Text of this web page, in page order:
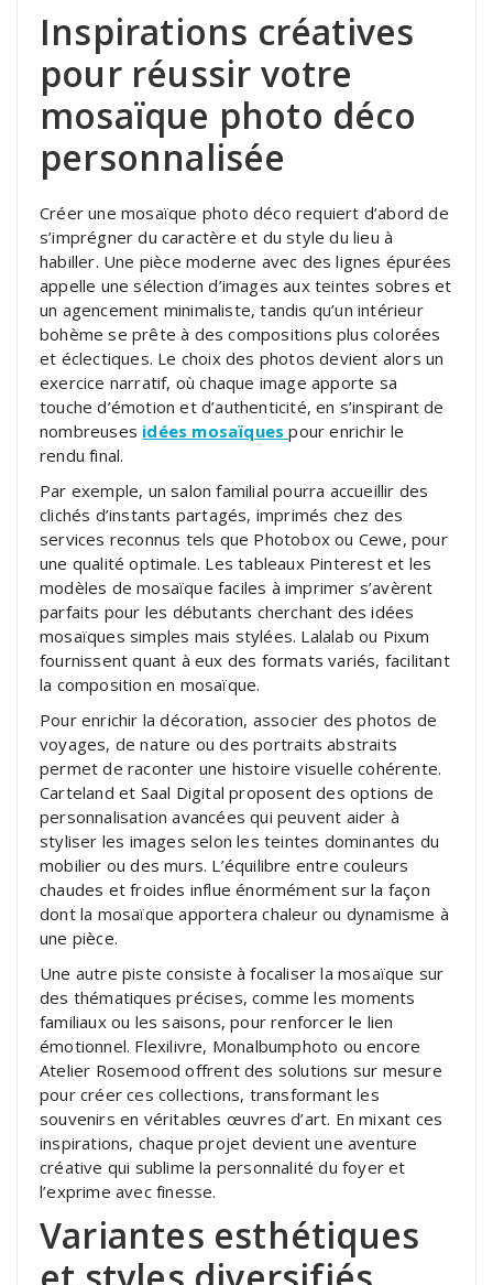
Inspirations créatives
pour réussir votre
mosaïque photo déco
personnalisée
Créer une mosaïque photo déco requiert d’abord de
s’imprégner du caractère et du style du lieu à
habiller. Une pièce moderne avec des lignes épurées
appelle une sélection d’images aux teintes sobres et
un agencement minimaliste, tandis qu’un intérieur
bohème se prête à des compositions plus colorées
et éclectiques. Le choix des photos devient alors un
exercice narratif, où chaque image apporte sa
touche d’émotion et d’authenticité, en s’inspirant de
nombreuses idées mosaïques pour enrichir le
rendu final.
Par exemple, un salon familial pourra accueillir des
clichés d’instants partagés, imprimés chez des
services reconnus tels que Photobox ou Cewe, pour
une qualité optimale. Les tableaux Pinterest et les
modèles de mosaïque faciles à imprimer s’avèrent
parfaits pour les débutants cherchant des idées
mosaïques simples mais stylées. Lalalab ou Pixum
fournissent quant à eux des formats variés, facilitant
la composition en mosaïque.
Pour enrichir la décoration, associer des photos de
voyages, de nature ou des portraits abstraits
permet de raconter une histoire visuelle cohérente.
Carteland et Saal Digital proposent des options de
personnalisation avancées qui peuvent aider à
styliser les images selon les teintes dominantes du
mobilier ou des murs. L’équilibre entre couleurs
chaudes et froides influe énormément sur la façon
dont la mosaïque apportera chaleur ou dynamisme à
une pièce.
Une autre piste consiste à focaliser la mosaïque sur
des thématiques précises, comme les moments
familiaux ou les saisons, pour renforcer le lien
émotionnel. Flexilivre, Monalbumphoto ou encore
Atelier Rosemood offrent des solutions sur mesure
pour créer ces collections, transformant les
souvenirs en véritables œuvres d’art. En mixant ces
inspirations, chaque projet devient une aventure
créative qui sublime la personnalité du foyer et
l’exprime avec finesse.
Variantes esthétiques